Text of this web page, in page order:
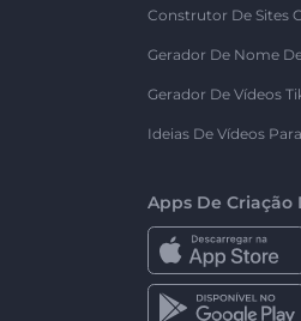
Construtor De Sites
Gerador De Nome
Gerador De Vídeos
Ideias De Vídeos
Apps De Criação